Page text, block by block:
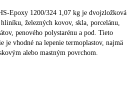
Epoxy 1200/324 1,07 kg je dvojzložková
železných kovov, skla, porcelánu,
penového polystarénu a pod. Tieto
je vhodné na lepenie termoplastov, najmä
alebo mastným povrchom.